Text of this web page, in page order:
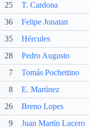
25 T. Cardona
36 Felipe Jonatan
35 Hércules
28 Pedro Augusto
7 Tomás Pochettino
8 E. Martínez
26 Breno Lopes
9 Juan Martín Lucero